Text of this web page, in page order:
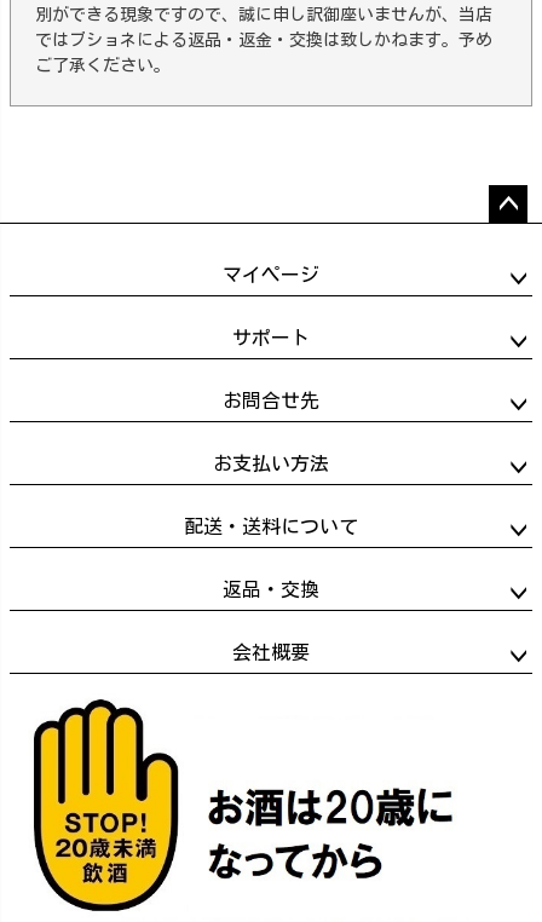
別ができる現象ですので、誠に申し訳御座いませんが、当店
ではブショネによる返品・返金・交換は致しかねます。予め
ご了承ください。
ップ
マイページ
サポート
お問合せ先
お支払い方法
配送・送料について
返品・交換
会社概要